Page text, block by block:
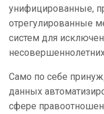
унифицированные,
отрегулированные
систем для
Само по себе
данных
сфере